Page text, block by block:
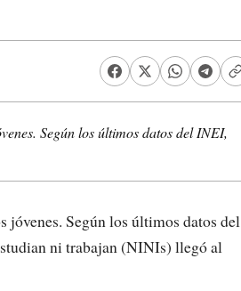
Según los últimos datos del INEI,
jóvenes. Según los últimos datos del
ni trabajan (NINIs) llegó al